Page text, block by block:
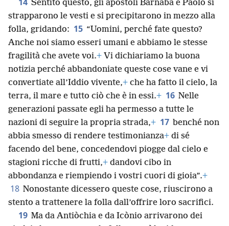
Sentito questo, gli apostoli Bàrnaba e Paolo si
strapparono le vesti e si precipitarono in mezzo alla
folla, gridando: 15 “Uomini, perché fate questo?
Anche noi siamo esseri umani e abbiamo le stesse
fragilità che avete voi.+ Vi dichiariamo la buona
notizia perché abbandoniate queste cose vane e vi
convertiate all’Iddio vivente,+ che ha fatto il cielo, la
terra, il mare e tutto ciò che è in essi.+ 16 Nelle
generazioni passate egli ha permesso a tutte le
nazioni di seguire la propria strada,+ 17 benché non
abbia smesso di rendere testimonianza+ di sé
facendo del bene, concedendovi piogge dal cielo e
stagioni ricche di frutti,+ dandovi cibo in
abbondanza e riempiendo i vostri cuori di gioia”.+
18 Nonostante dicessero queste cose, riuscirono a
stento a trattenere la folla dall’offrire loro sacrifici.
19 Ma da Antiòchia e da Icònio arrivarono dei